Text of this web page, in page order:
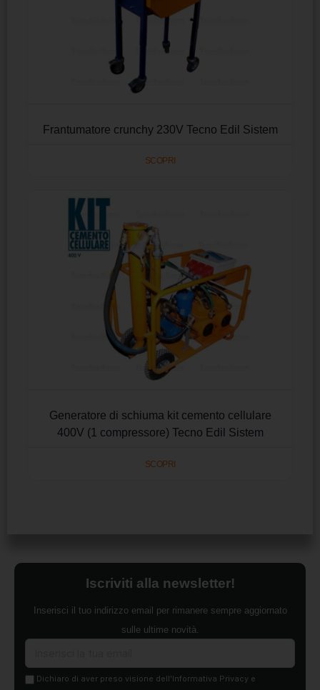
Frantumatore crunchy 230V Tecno Edil Sistem
SCOPRI
Generatore di schiuma kit cemento cellulare
400V (1 compressore) Tecno Edil Sistem
SCOPRI
Iscriviti alla newsletter!
Inserisci il tuo indirizzo email per rimanere sempre aggiornato
sulle ultime novità.
Dichiaro di aver preso visione dell'Informativa Privacy e